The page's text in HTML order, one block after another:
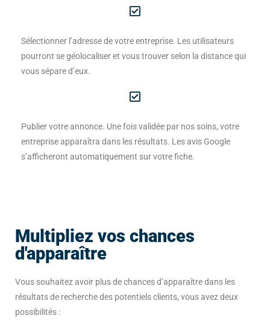
Sélectionner l’adresse de votre entreprise. Les utilisateurs
pourront se géolocaliser et vous trouver selon la distance qui
vous sépare d’eux.
Publier votre annonce. Une fois validée par nos soins, votre
entreprise apparaîtra dans les résultats. Les avis Google
s’afficheront automatiquement sur votre fiche.
Multipliez vos chances
d'apparaître
Vous souhaitez avoir plus de chances d’apparaître dans les
résultats de recherche des potentiels clients, vous avez deux
possibilités :